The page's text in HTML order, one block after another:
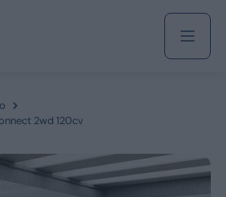
Azienda
2wd 120cv